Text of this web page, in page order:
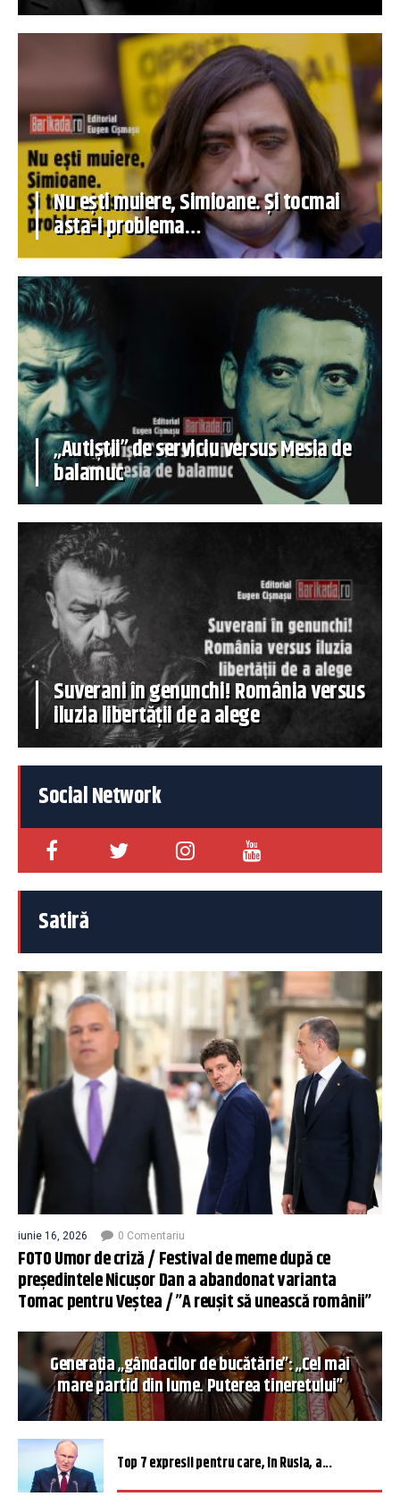
Nu ești muiere, Simioane. Și tocmai
asta-i problema…
„Autiștii” de serviciu versus Mesia de
balamuc
Suverani în genunchi! România versus
iluzia libertății de a alege
Social Network
Satiră
iunie 16, 2026 0 Comentariu
FOTO Umor de criză / Festival de meme după ce
președintele Nicușor Dan a abandonat varianta
Tomac pentru Veștea / ”A reușit să unească românii”
Generația „gândacilor de bucătărie”: „Cel mai
mare partid din lume. Puterea tineretului”
Top 7 expresii pentru care, în Rusia, a...